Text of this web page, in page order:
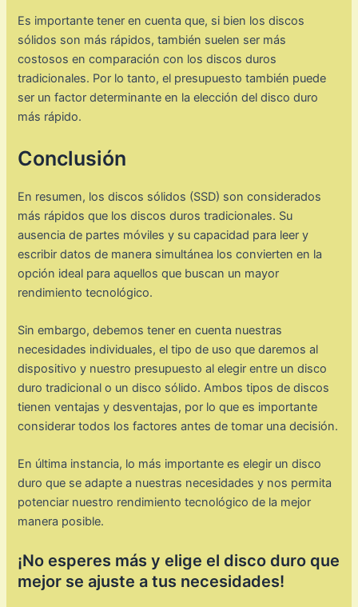
Es importante tener en cuenta que, si bien los discos
sólidos son más rápidos, también suelen ser más
costosos en comparación con los discos duros
tradicionales. Por lo tanto, el presupuesto también puede
ser un factor determinante en la elección del disco duro
más rápido.
Conclusión
En resumen, los discos sólidos (SSD) son considerados
más rápidos que los discos duros tradicionales. Su
ausencia de partes móviles y su capacidad para leer y
escribir datos de manera simultánea los convierten en la
opción ideal para aquellos que buscan un mayor
rendimiento tecnológico.
Sin embargo, debemos tener en cuenta nuestras
necesidades individuales, el tipo de uso que daremos al
dispositivo y nuestro presupuesto al elegir entre un disco
duro tradicional o un disco sólido. Ambos tipos de discos
tienen ventajas y desventajas, por lo que es importante
considerar todos los factores antes de tomar una decisión.
En última instancia, lo más importante es elegir un disco
duro que se adapte a nuestras necesidades y nos permita
potenciar nuestro rendimiento tecnológico de la mejor
manera posible.
¡No esperes más y elige el disco duro que
mejor se ajuste a tus necesidades!